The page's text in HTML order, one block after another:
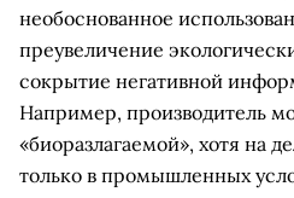
необоснованное
преувеличение
сокрытие негативной
Например, производитель
«биоразлагаемой», хотя на
только в промышленных